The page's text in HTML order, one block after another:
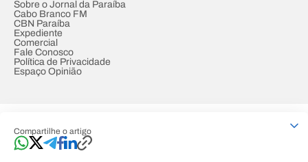
Compartilhe o artigo
Sobre o Jornal da Paraíba
Cabo Branco FM
CBN Paraíba
Expediente
Comercial
Fale Conosco
Política de Privacidade
Espaço Opinião
Developed by Designed by